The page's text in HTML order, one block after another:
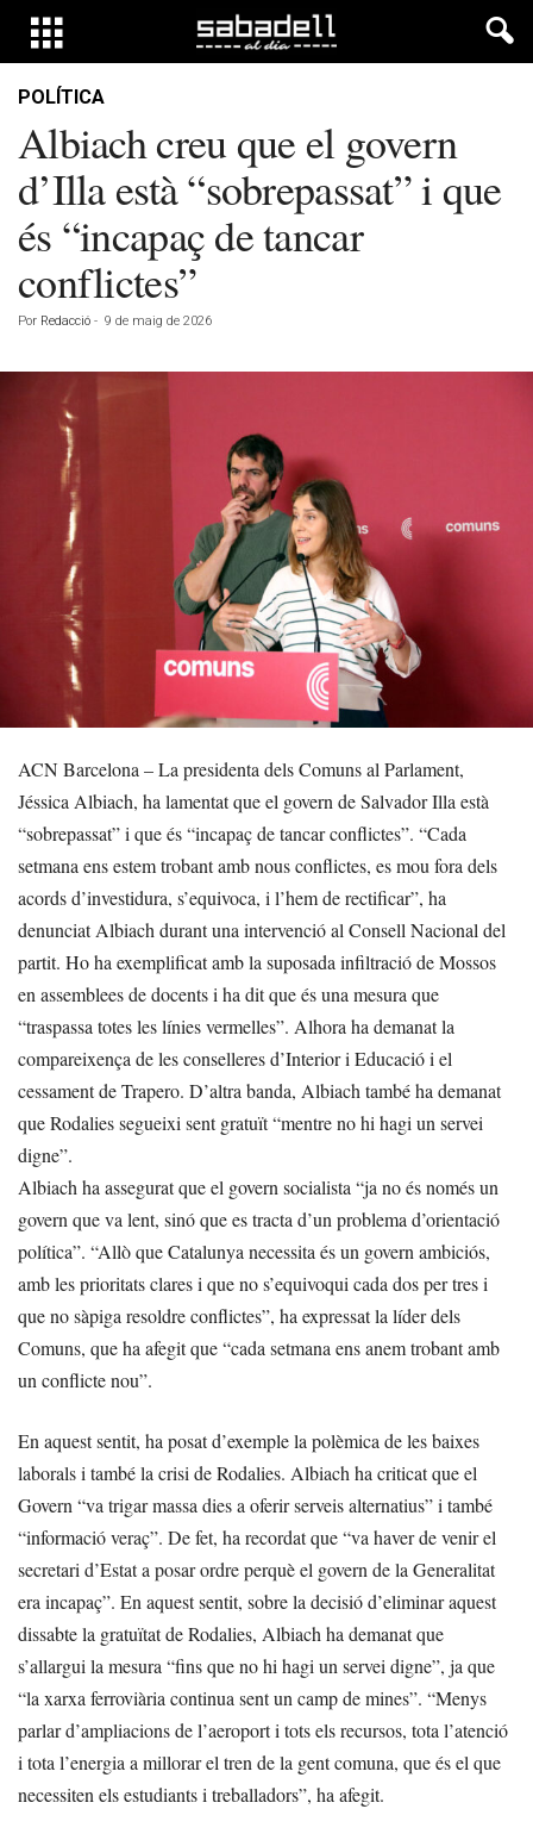
POLÍTICA
Albiach creu que el govern
d’Illa està “sobrepassat” i que
és “incapaç de tancar
conflictes”
Por Redacció - 9 de maig de 2026
ACN Barcelona – La presidenta dels Comuns al Parlament,
Jéssica Albiach, ha lamentat que el govern de Salvador Illa està
“sobrepassat” i que és “incapaç de tancar conflictes”. “Cada
setmana ens estem trobant amb nous conflictes, es mou fora dels
acords d’investidura, s’equivoca, i l’hem de rectificar”, ha
denunciat Albiach durant una intervenció al Consell Nacional del
partit. Ho ha exemplificat amb la suposada infiltració de Mossos
en assemblees de docents i ha dit que és una mesura que
“traspassa totes les línies vermelles”. Alhora ha demanat la
compareixença de les conselleres d’Interior i Educació i el
cessament de Trapero. D’altra banda, Albiach també ha demanat
que Rodalies segueixi sent gratuït “mentre no hi hagi un servei
digne”.
Albiach ha assegurat que el govern socialista “ja no és només un
govern que va lent, sinó que es tracta d’un problema d’orientació
política”. “Allò que Catalunya necessita és un govern ambiciós,
amb les prioritats clares i que no s’equivoqui cada dos per tres i
que no sàpiga resoldre conflictes”, ha expressat la líder dels
Comuns, que ha afegit que “cada setmana ens anem trobant amb
un conflicte nou”.
En aquest sentit, ha posat d’exemple la polèmica de les baixes
laborals i també la crisi de Rodalies. Albiach ha criticat que el
Govern “va trigar massa dies a oferir serveis alternatius” i també
“informació veraç”. De fet, ha recordat que “va haver de venir el
secretari d’Estat a posar ordre perquè el govern de la Generalitat
era incapaç”. En aquest sentit, sobre la decisió d’eliminar aquest
dissabte la gratuïtat de Rodalies, Albiach ha demanat que
s’allargui la mesura “fins que no hi hagi un servei digne”, ja que
“la xarxa ferroviària continua sent un camp de mines”. “Menys
parlar d’ampliacions de l’aeroport i tots els recursos, tota l’atenció
i tota l’energia a millorar el tren de la gent comuna, que és el que
necessiten els estudiants i treballadors”, ha afegit.